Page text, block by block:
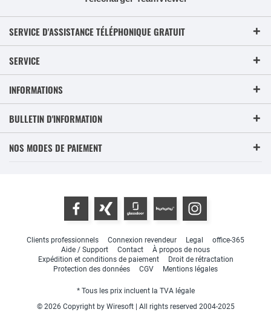
SERVICE D'ASSISTANCE TÉLÉPHONIQUE GRATUIT
SERVICE
INFORMATIONS
BULLETIN D'INFORMATION
NOS MODES DE PAIEMENT
Clients professionnels Connexion revendeur Legal
office-365
Aide / Support
Contact
À propos de nous
Expédition et conditions de paiement
Droit de rétractation
Protection des données
CGV Mentions légales
* Tous les prix incluent la TVA légale
© 2026 Copyright by Wiresoft | All rights reserved 2004-2025